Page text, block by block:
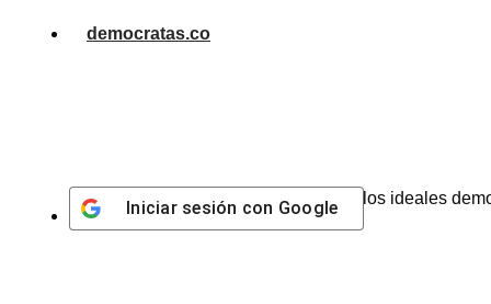
Centro de pensamiento al servicio de los ideales
Iniciar sesión con Google